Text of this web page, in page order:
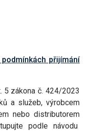
přijímání
5 zákona č. 424/2023
a služeb, výrobcem
nebo distributorem
podle návodu